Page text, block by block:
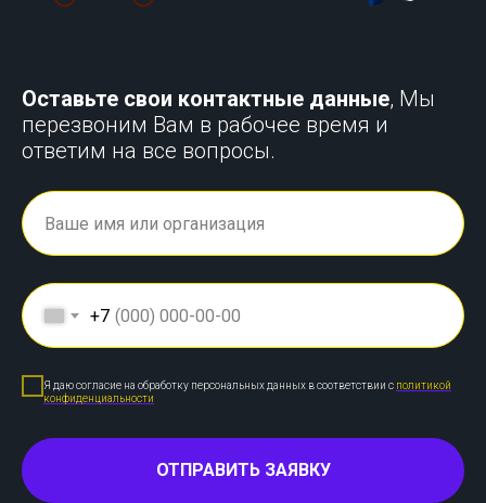
Оставьте свои контактные данные, Мы
перезвоним Вам в рабочее время и
ответим на все вопросы.
+7
Я даю согласие на обработку персональных данных в соответствии с политикой
конфиденциальности
ОТПРАВИТЬ ЗАЯВКУ